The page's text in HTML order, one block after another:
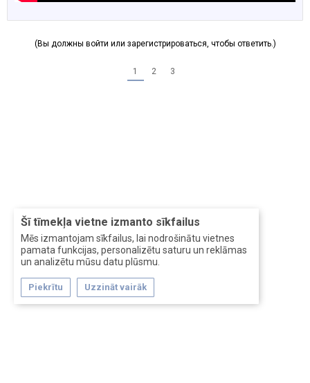
Šī tīmekļa vietne izmanto sīkfailus
Mēs izmantojam sīkfailus, lai nodrošinātu vietnes
pamata funkcijas, personalizētu saturu un reklāmas
un analizētu mūsu datu plūsmu.
Piekrītu Uzzināt vairāk
(Вы должны войти или зарегистрироваться, чтобы ответить.)
1 2 3